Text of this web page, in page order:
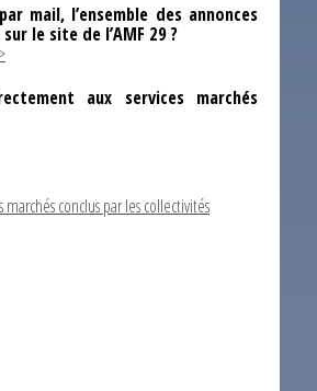
mail, l’ensemble des annonces
le site de l’AMF 29 ?
aux services marchés
conclus par les collectivités